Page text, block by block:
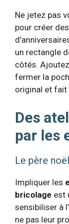
Ne jetez pas
pour créer
un rectangle
côtés.
fermer la
original et fait
Des
par les
Le père
Impliquer les
bricolage est
sensibiliser à
ne pas leur